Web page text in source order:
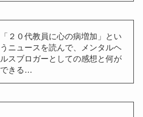
「２０代教員に心の病増加」とい
うニュースを読んで、メンタルヘ
ルスブロガーとしての感想と何が
できる…